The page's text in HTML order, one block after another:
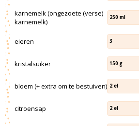
karnemelk (ongezoete (verse)
karnemelk)
250 ml
eieren 3
kristalsuiker 150 g
bloem (+ extra om te bestuiven) 2 el
citroensap 2 el